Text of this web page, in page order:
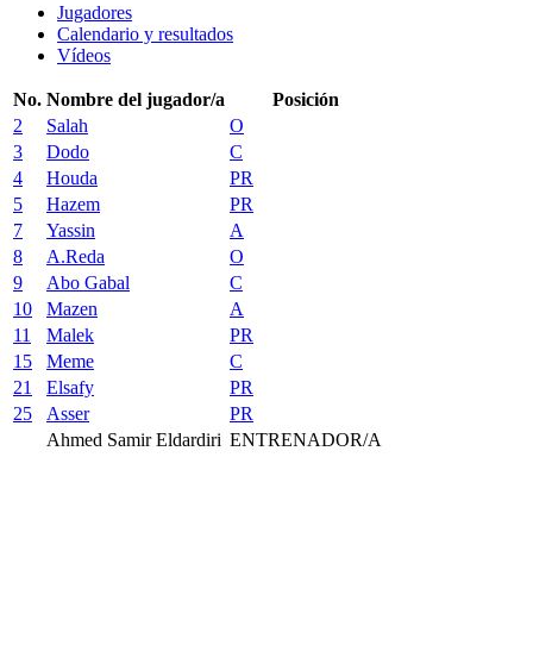
Jugadores
Calendario y resultados
Vídeos
No. Nombre del jugador/a
Posición
2
Salah
O
3
Dodo
C
4
Houda
PR
5
Hazem
PR
7
Yassin
A
8
A.Reda
O
9
Abo Gabal
C
10
Mazen
A
11
Malek
PR
15
Meme
C
21
Elsafy
PR
25
Asser
PR
Ahmed Samir Eldardiri ENTRENADOR/A